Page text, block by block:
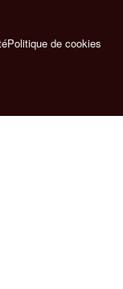
Politique de cookies